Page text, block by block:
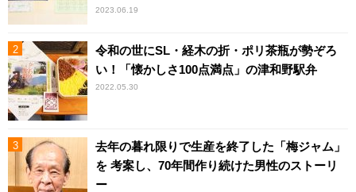
2023.06.19
令和の世にSL・経木の折・ポリ茶瓶が勢ぞろ
い！「懐かしさ100点満点」の津和野駅弁
2022.05.30
去年の暮れ限りで生産を終了した「梅ジャム」
を 考案し、70年間作り続けた男性のストーリ
ー